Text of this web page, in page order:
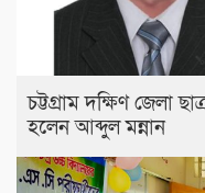
চট্টগ্রাম দক্ষিণ জেলা
হলেন আব্দুল মন্নান